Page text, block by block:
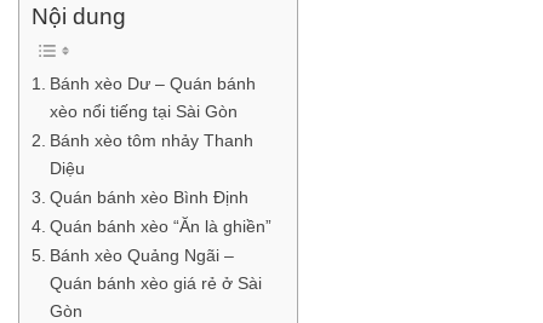
Nội dung
Bánh xèo Dư – Quán bánh
xèo nổi tiếng tại Sài Gòn
Bánh xèo tôm nhảy Thanh
Diệu
Quán bánh xèo Bình Định
Quán bánh xèo “Ăn là ghiền”
Bánh xèo Quảng Ngãi –
Quán bánh xèo giá rẻ ở Sài
Gòn